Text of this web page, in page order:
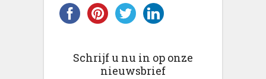
Schrijf u nu in op onze
nieuwsbrief